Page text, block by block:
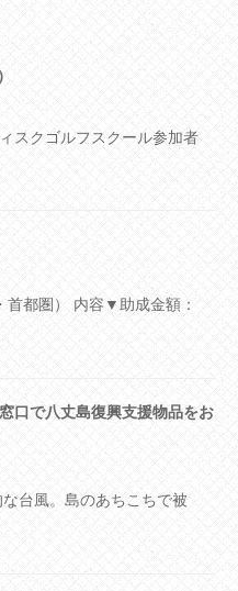
スクゴルフスクール参加者
首都圏） 内容▼助成金額：
口で八丈島復興支援物品をお
台風。島のあちこちで被